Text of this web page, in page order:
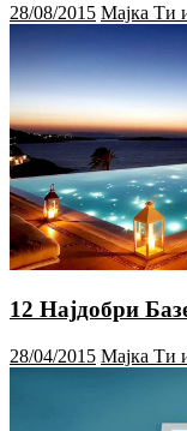
28/08/2015 Мајка Ти
12 Најдобри
28/04/2015 Мајка Ти